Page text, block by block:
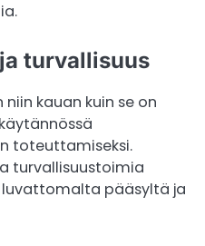
turvallisuus
kauan kuin se on
toteuttamiseksi.
turvallisuustoimia
pääsyltä ja